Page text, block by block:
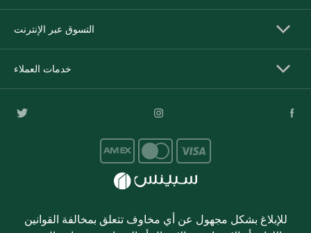
التسوق عبر الإنترنت
خدمات العملاء
للإبلاغ بشكل مجهول عن أي مخاوف تتعلق بمخالفة القوانين